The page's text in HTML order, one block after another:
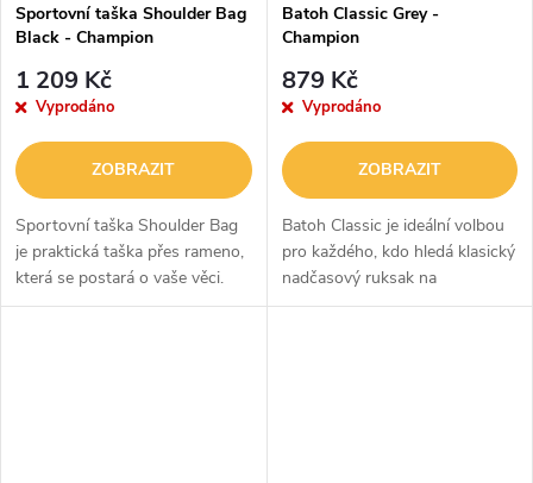
Sportovní taška Shoulder Bag
Black - Champion
1 209 Kč
Vyprodáno
ZOBRAZIT
Sportovní taška Shoulder Bag
je praktická taška přes rameno,
která se postará o vaše věci.
Pyšní se moderním designem
Batoh Classic Grey -
Champion
879 Kč
Vyprodáno
ZOBRAZIT
Batoh Classic je ideální volbou
pro každého, kdo hledá klasický
nadčasový ruksak na
každodenní použití. Nabízí